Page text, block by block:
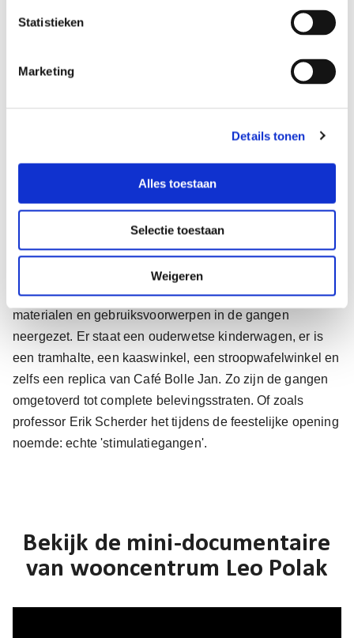
Statistieken
Marketing
Details tonen
Alles toestaan
Selectie toestaan
Weigeren
een complete beleving
Maar het blijft niet bij signing. Om de beleving voor de
bewoners compleet te maken, zijn er allerlei herkenbare
materialen en gebruiksvoorwerpen in de gangen
neergezet. Er staat een ouderwetse kinderwagen, er is
een tramhalte, een kaaswinkel, een stroopwafelwinkel en
zelfs een replica van Café Bolle Jan. Zo zijn de gangen
omgetoverd tot complete belevingsstraten. Of zoals
professor Erik Scherder het tijdens de feestelijke opening
noemde: echte 'stimulatiegangen'.
Bekijk de mini-documentaire
van wooncentrum Leo Polak